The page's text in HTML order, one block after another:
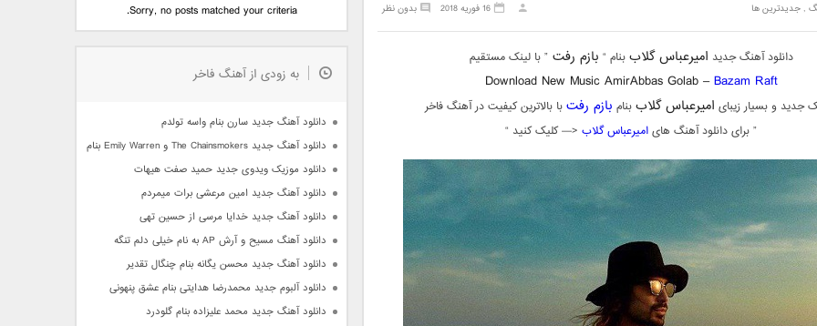
,جدیدترین ها بدون نظر 16 فوریه 2018
دانلود آهنگ جدید امیرعباس گلاببنام “ بازم رفت” با لینک مستقیم
Download New Music AmirAbbas Golab –Bazam Raft
جدید و بسیار زیبای امیرعباس گلاببنام بازم رفتبا بالاترین کیفیت در آهنگ فاخر
” برای دانلود آهنگ هایامیرعباس گلاب <— کلیک کنید “
Sorry, no posts matched your criteria.
به زودی از آهنگ فاخر
دانلود آهنگ جدید سارن بنام واسه تولدم
دانلود آهنگ جدید The Chainsmokers و Emily Warren بنام Side Effects
دانلود موزیک ویدوی جدید حمید صفت هیهات
دانلود آهنگ جدید امین مرعشی برات میمردم
دانلود آهنگ جدید خدایا مرسی از حسین تهی
دانلود آهنگ مسیح و آرش AP به نام خیلی دلم تنگه
دانلود آهنگ جدید محسن یگانه بنام چنگال تقدیر
دانلود آلبوم جدید محمدرضا هدایتی بنام عشق پنهونی
دانلود آهنگ جدید محمد علیزاده بنام گلودرد